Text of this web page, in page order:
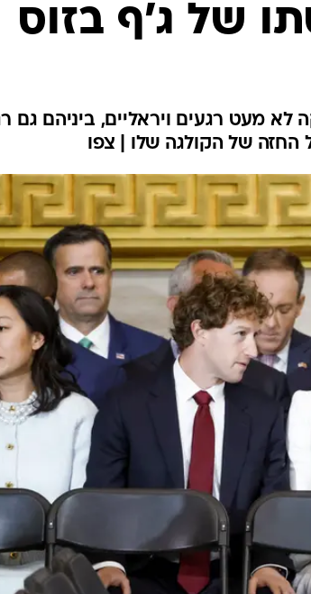
של ג'ף בזוס
מעט רגעים ויראליים, ביניהם גם
של הקולגה שלו | צפו